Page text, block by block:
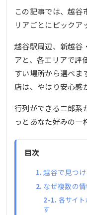
この記事では、越谷
リアごとにピックア
越谷駅周辺、新越谷
アと、各エリアで評
すい場所から選べま
店は、やはり安心感
行列ができる二郎系
っとあなた好みの一
目次
越谷で見つ
なぜ複数の
各サイ
す